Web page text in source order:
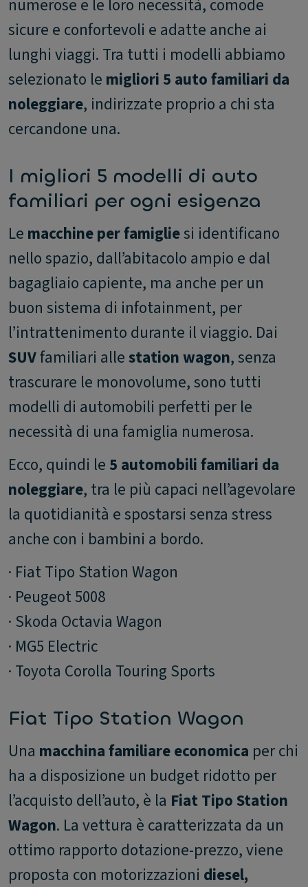
numerose e le loro necessità, comode
sicure e confortevoli e adatte anche ai
lunghi viaggi. Tra tutti i modelli abbiamo
selezionato le migliori 5 auto familiari da
noleggiare, indirizzate proprio a chi sta
cercandone una.
I migliori 5 modelli di auto
familiari per ogni esigenza
Le macchine per famigliesi identificano
nello spazio, dall’abitacolo ampio e dal
bagagliaio capiente, ma anche per un
buon sistema di infotainment, per
l’intrattenimento durante il viaggio. Dai
SUVfamiliari allestation wagon, senza
trascurare le monovolume, sono tutti
modelli di automobili perfetti per le
necessità di una famiglia numerosa.
Ecco, quindi le 5 automobili familiari da
noleggiare, tra le più capaci nell’agevolare
la quotidianità e spostarsi senza stress
anche con i bambini a bordo.
· Fiat Tipo Station Wagon
· Peugeot 5008
· Skoda Octavia Wagon
· MG5 Electric
· Toyota Corolla Touring Sports
Fiat Tipo Station Wagon
Una macchina familiare economica per chi
ha a disposizione un budget ridotto per
l’acquisto dell’auto, è la Fiat Tipo Station
Wagon. La vettura è caratterizzata da un
ottimo rapporto dotazione-prezzo, viene
proposta con motorizzazioni diesel,